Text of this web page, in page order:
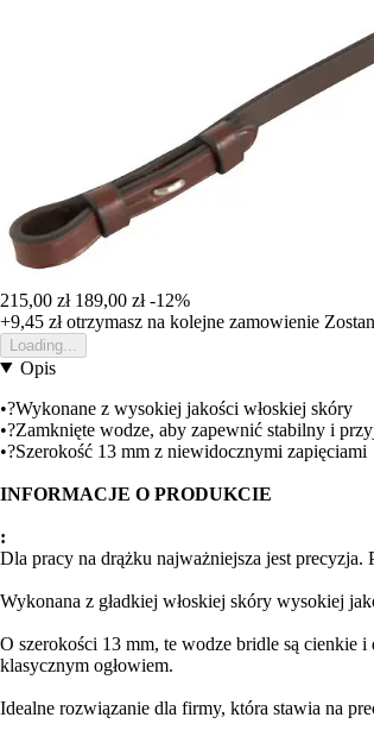
215,00 zł 189,00 zł -12%
+9,45 złotrzymasz na kolejne zamowienie
Loading...
Opis
•?Wykonane z wysokiej jakości włoskiej skóry
•?Zamknięte wodze, aby zapewnić stabilny i
•?Szerokość 13 mm z niewidocznymi zapięciami
INFORMACJE O PRODUKCIE
:
Dla pracy na drążku najważniejsza jest
Wykonana z gładkiej włoskiej skóry wysokiej
O szerokości 13 mm, te wodze bridle są cienkie
klasycznym ogłowiem.
Idealne rozwiązanie dla firmy, która stawia na